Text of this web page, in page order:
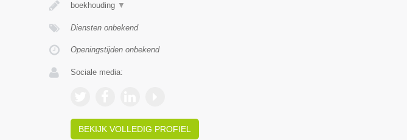
boekhouding ▼
Diensten onbekend
Openingstijden onbekend
Sociale media:
BEKIJK VOLLEDIG PROFIEL